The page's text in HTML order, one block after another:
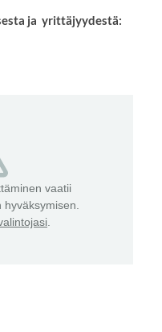
ja yrittäjyydestä:
vaatii